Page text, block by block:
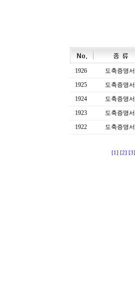
1926 도축증명서
1925
도축증명서
1924
도축증명서
1923
도축증명서
1922
도축증명서
[1] [2] [3]